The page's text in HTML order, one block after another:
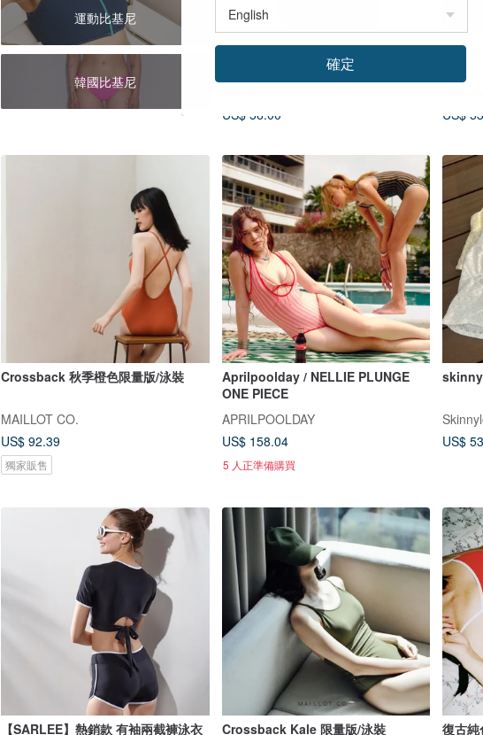
運動比基尼
韓國比基尼
Lush 基本款比基尼泳褲
US$ 56.00
Keeya
US$
Crossback 秋季橙色限量版/泳裝
MAILLOT CO.
US$ 92.39
獨家販售
Aprilpoolday / NELLIE PLUNGE
ONE PIECE
APRILPOOLDAY
US$ 158.04
5 人正準備購買
US$
【SARLEE】熱銷款 有袖兩截褲泳衣
Crossback Kale 限量版/泳裝 復古
確定